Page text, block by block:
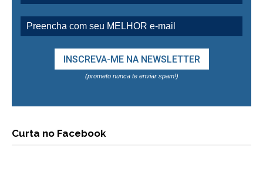
(prometo nunca te enviar spam!)
Curta no Facebook